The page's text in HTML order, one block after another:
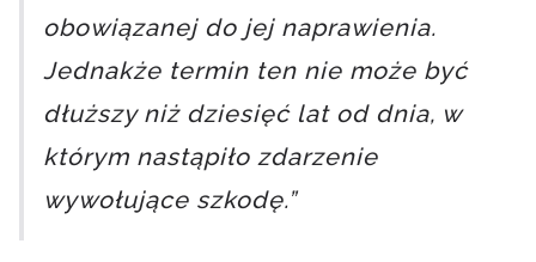
obowiązanej do jej naprawienia.
Jednakże termin ten nie może być
dłuższy niż dziesięć lat od dnia, w
którym nastąpiło zdarzenie
wywołujące szkodę.”